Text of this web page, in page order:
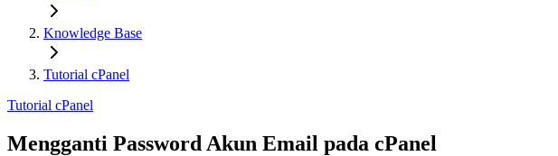
Knowledge Base
Tutorial cPanel
Tutorial cPanel
Mengganti Password Akun Email pada cPanel